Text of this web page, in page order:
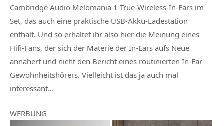
Cambridge Audio Melomania 1 True-Wireless-In-Ears im
Set, das auch eine praktische USB-Akku-Ladestation
enthält. Und so erhaltet ihr also hier die Meinung eines
Hifi-Fans, der sich der Materie der In-Ears aufs Neue
annähert und nicht den Bericht eines routinierten In-Ear-
Gewohnheitshörers. Vielleicht ist das ja auch mal
interessant…
WERBUNG